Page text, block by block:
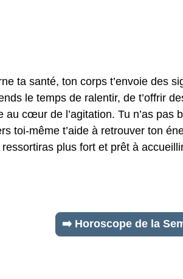
ta santé, ton corps t’envoie des
le temps de ralentir, de t’offrir
au cœur de l’agitation. Tu n’as
toi-même t’aide à retrouver ton
plus fort et prêt à
➡️ Horoscope de la